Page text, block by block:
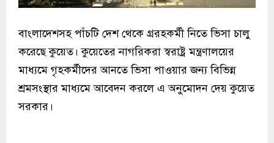
বাংলাদেশসহ পাঁচটি দেশ থেকে গ্ররহকর্মী নিতে ভিসা চালু
করেছে কুয়েত। কুয়েতের নাগরিকরা স্বরাষ্ট্র মন্ত্রণালয়ের
মাধ্যমে গৃহকর্মীদের আনতে ভিসা পাওয়ার জন্য বিভিন্ন
শ্রমসংস্থার মাধ্যমে আবেদন করলে এ অনুমোদন দেয় কুয়েত
সরকার।